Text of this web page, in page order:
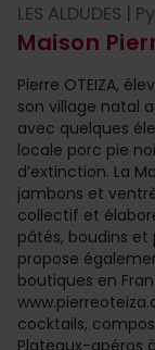
Maison
LES ALDUDES
Pierre OTEIZA,
son village natal
avec quelques
locale porc pie
d’extinction. La
jambons et
collectif et
pâtés, boudins et
propose
boutiques en
cocktails,
Plateaux-apéros